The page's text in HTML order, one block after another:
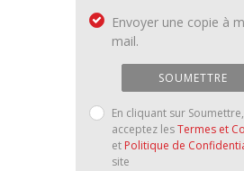
Envoyer une copie à
mail.
SOUMETTRE
En cliquant sur
acceptez lesTermes et
et Politique de
site